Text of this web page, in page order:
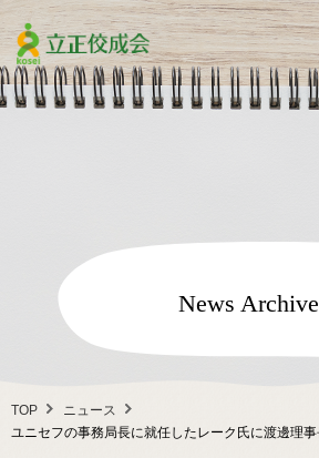
News Archive
TOP
ニュース
ユニセフの事務局長に就任したレーク氏に渡邊理